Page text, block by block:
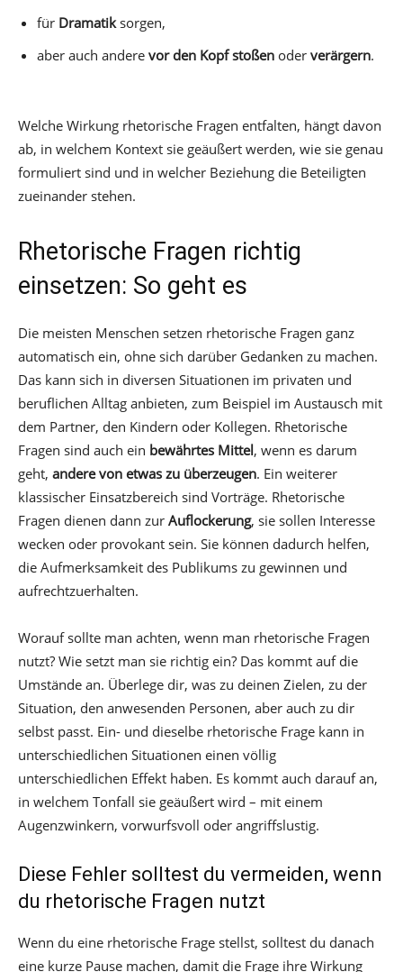
für Dramatiksorgen,
aber auch andere vor den Kopf stoßen oder verärgern.
Welche Wirkung rhetorische Fragen entfalten, hängt davon
ab, in welchem Kontext sie geäußert werden, wie sie genau
formuliert sind und in welcher Beziehung die Beteiligten
zueinander stehen.
Rhetorische Fragen richtig
einsetzen: So geht es
Die meisten Menschen setzen rhetorische Fragen ganz
automatisch ein, ohne sich darüber Gedanken zu machen.
Das kann sich in diversen Situationen im privaten und
beruflichen Alltag anbieten, zum Beispiel im Austausch mit
dem Partner, den Kindern oder Kollegen. Rhetorische
Fragen sind auch ein bewährtes Mittel, wenn es darum
geht, andere von etwas zu überzeugen. Ein weiterer
klassischer Einsatzbereich sind Vorträge. Rhetorische
Fragen dienen dann zur Auflockerung, sie sollen Interesse
wecken oder provokant sein. Sie können dadurch helfen,
die Aufmerksamkeit des Publikums zu gewinnen und
aufrechtzuerhalten.
Worauf sollte man achten, wenn man rhetorische Fragen
nutzt? Wie setzt man sie richtig ein? Das kommt auf die
Umstände an. Überlege dir, was zu deinen Zielen, zu der
Situation, den anwesenden Personen, aber auch zu dir
selbst passt. Ein- und dieselbe rhetorische Frage kann in
unterschiedlichen Situationen einen völlig
unterschiedlichen Effekt haben. Es kommt auch darauf an,
in welchem Tonfall sie geäußert wird – mit einem
Augenzwinkern, vorwurfsvoll oder angriffslustig.
Diese Fehler solltest du vermeiden, wenn
du rhetorische Fragen nutzt
Wenn du eine rhetorische Frage stellst, solltest du danach
eine kurze Pause machen, damit die Frage ihre Wirkung